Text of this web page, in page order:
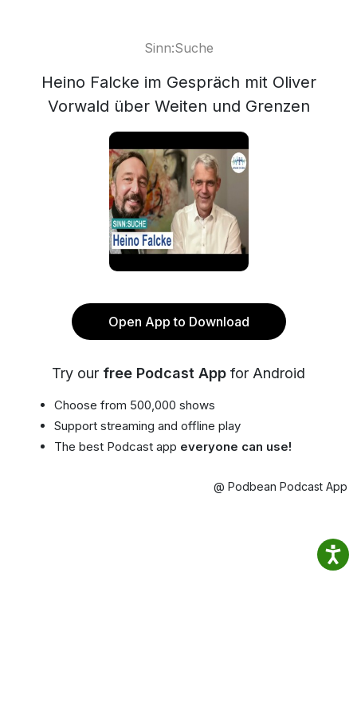
Sinn:Suche
Heino Falcke im Gespräch mit Oliver
Vorwald über Weiten und Grenzen
Open App to Download
Try our free Podcast App for Android
Choose from 500,000 shows
Support streaming and offline play
The best Podcast app everyone can use!
@ Podbean Podcast App